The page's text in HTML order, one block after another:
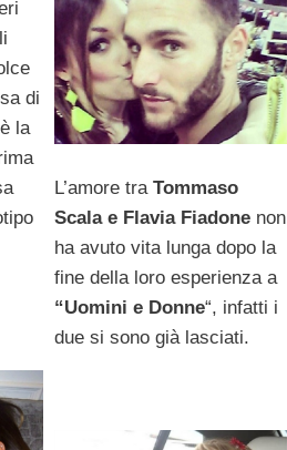
di
la
L’amore tra Tommaso
Scala e Flavia Fiadonenon
ha avuto vita lunga dopo la
fine della loro esperienza a
“Uomini e Donne“, infatti i
due si sono già lasciati.